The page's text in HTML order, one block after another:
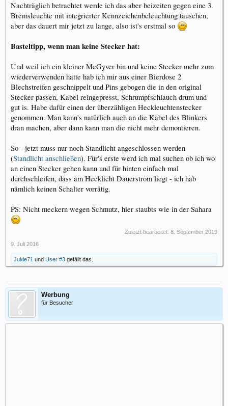
Nachträglich betrachtet werde ich das aber beizeiten gegen eine 3.
Bremsleuchte mit integrierter Kennzeichenbeleuchtung tauschen,
aber das dauert mir jetzt zu lange, also ist's erstmal so
Basteltipp, wenn man keine Stecker hat:
Und weil ich ein kleiner McGyver bin und keine Stecker mehr zum
wiederverwenden hatte hab ich mir aus einer Bierdose 2
Blechstreifen geschnippelt und Pins gebogen die in den original
Stecker passen, Kabel reingepresst, Schrumpfschlauch drum und
gut is. Habe dafür einen der überzähligen Heckleuchtenstecker
genommen. Man kann's natürlich auch an die Kabel des Blinkers
dran machen, aber dann kann man die nicht mehr demontieren.
So - jetzt muss nur noch Standlicht angeschlossen werden
(Standlicht anschließen). Für's erste werd ich mal suchen ob ich wo
an einen Stecker gehen kann und für hinten einfach mal
durchschleifen, dass am Hecklicht Dauerstrom liegt - ich hab
nämlich keinen Schalter vorrätig.
PS: Nicht meckern wegen Schmutz, hier staubts wie in der Sahara
Zuletzt bearbeitet: 8. September 2019
9. Juli 2016
Jukie71 und User #3 gefällt das.
Werbung
für Besucher